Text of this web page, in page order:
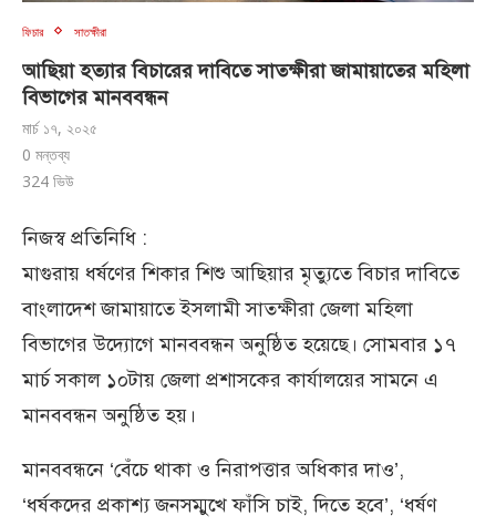
ফিচার সাতক্ষীরা
আছিয়া হত্যার বিচারের দাবিতে সাতক্ষীরা জামায়াতের মহিলা
বিভাগের মানববন্ধন
মার্চ ১৭, ২০২৫
0 মন্তব্য
324 ভিউ
নিজস্ব প্রতিনিধি :
মাগুরায় ধর্ষণের শিকার শিশু আছিয়ার মৃত্যুতে বিচার দাবিতে
বাংলাদেশ জামায়াতে ইসলামী সাতক্ষীরা জেলা মহিলা
বিভাগের উদ্যোগে মানববন্ধন অনুষ্ঠিত হয়েছে। সোমবার ১৭
মার্চ সকাল ১০টায় জেলা প্রশাসকের কার্যালয়ের সামনে এ
মানববন্ধন অনুষ্ঠিত হয়।
মানববন্ধনে ‘বেঁচে থাকা ও নিরাপত্তার অধিকার দাও’,
‘ধর্ষকদের প্রকাশ্য জনসম্মুখে ফাঁসি চাই, দিতে হবে’, ‘ধর্ষণ